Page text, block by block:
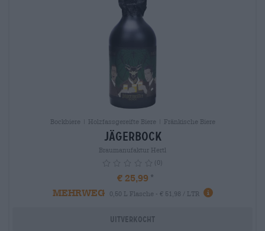
Bockbiere | Holzfassgereifte Biere | Fränkische Biere
Jägerbock
Braumanufaktur Hertl
(0)
€ 25,99
MEHRWEG
0,50 L Flasche - € 51,98 / LTR info
Uitverkocht